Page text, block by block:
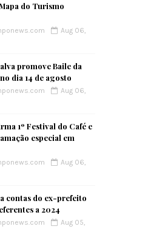
do Turismo
Aug 06,
promove Baile da
dia 14 de agosto
Aug 06,
1º Festival do Café e
especial em
Aug 06,
contas do ex-prefeito
a 2024
Aug 05,